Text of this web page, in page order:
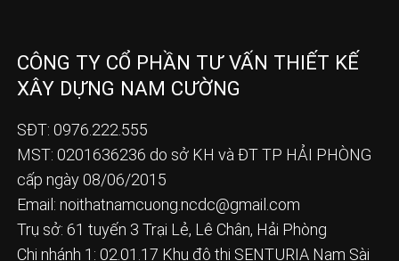
CÔNG TY CỔ PHẦN TƯ VẤN THIẾT KẾ
XÂY DỰNG NAM CƯỜNG
SĐT: 0976.222.555
MST: 0201636236 do sở KH và ĐT TP HẢI PHÒNG
cấp ngày 08/06/2015
Email: noithatnamcuong.ncdc@gmail.com
Trụ sở: 61 tuyến 3 Trại Lẻ, Lê Chân, Hải Phòng
Chi nhánh 1: 02.01.17 Khu đô thị SENTURIA Nam Sài